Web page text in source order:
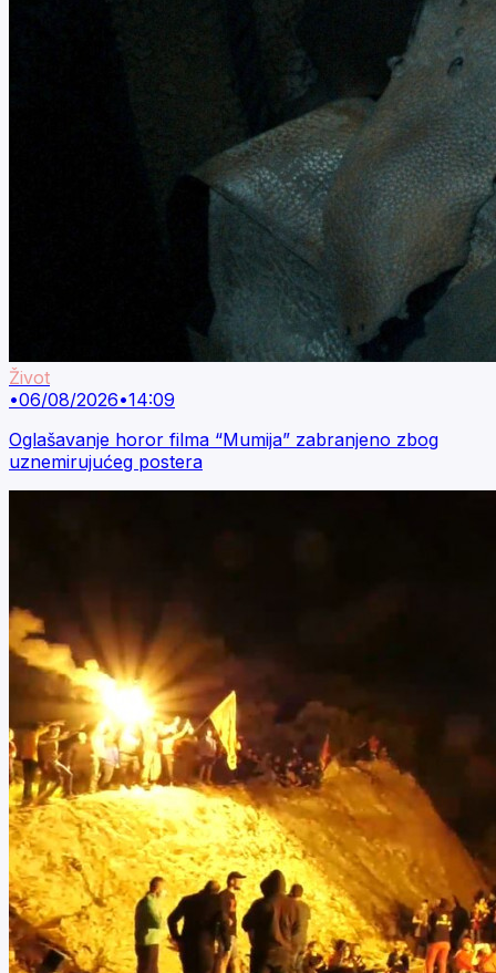
Život
•06/08/2026•14:09
Oglašavanje horor filma “Mumija” zabranjeno zbog
uznemirujućeg postera